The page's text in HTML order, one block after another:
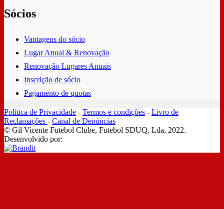
Sócios
Vantagens do sócio
Lugar Anual & Renovação
Renovação Lugares Anuais
Inscrição de sócio
Pagamento de quotas
Política de Privacidade - Termos e condições - Livro de
Reclamações - Canal de Denúncias
© Gil Vicente Futebol Clube, Futebol SDUQ, Lda, 2022.
Desenvolvido por: